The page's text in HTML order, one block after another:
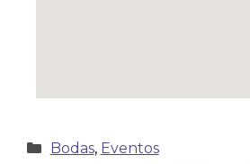
Bodas, Eventos